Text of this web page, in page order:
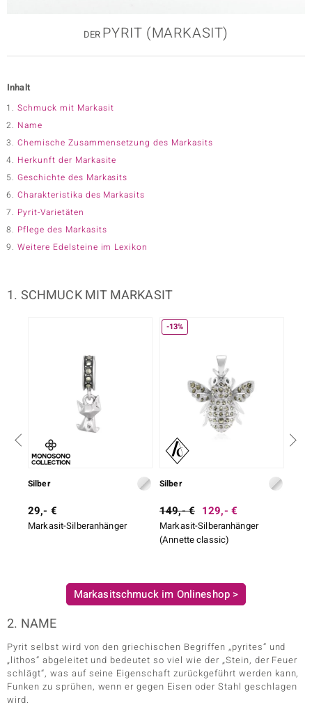
DE MELO
DER PYRIT (MARKASIT)
Inhalt
Schmuck mit Markasit
Name
Chemische Zusammensetzung des Markasits
Herkunft der Markasite
Geschichte des Markasits
Charakteristika des Markasits
Pyrit-Varietäten
Pflege des Markasits
Weitere Edelsteine im Lexikon
1. SCHMUCK MIT MARKASIT
Silber
29,- €
Markasit-Silberanhänger
-13%
Silber
149,- € 129,- €
Markasit-Silberanhänger
(Annette classic)
Markasitschmuck im Onlineshop >
2. NAME
Pyrit selbst wird von den griechischen Begriffen „pyrites“ und
„lithos“ abgeleitet und bedeutet so viel wie der „Stein, der Feuer
schlägt“, was auf seine Eigenschaft zurückgeführt werden kann,
Funken zu sprühen, wenn er gegen Eisen oder Stahl geschlagen
wird.